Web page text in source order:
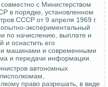
с Министерством
в порядке, установленном
СССР от 9 апреля 1969 г.
экспериментальный
по начислению, выплате и
и оснастить его
машинами и современными
и передачи информации.
автономных
право разрешать, в виде